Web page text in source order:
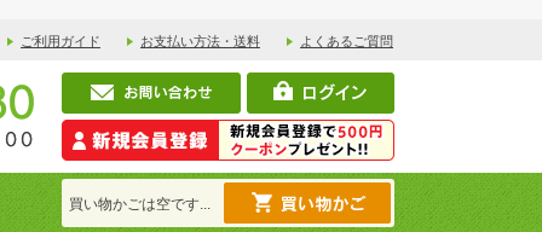
ご利用ガイド お支払い方法・送料 よくあるご質問
買い物かごは空です...